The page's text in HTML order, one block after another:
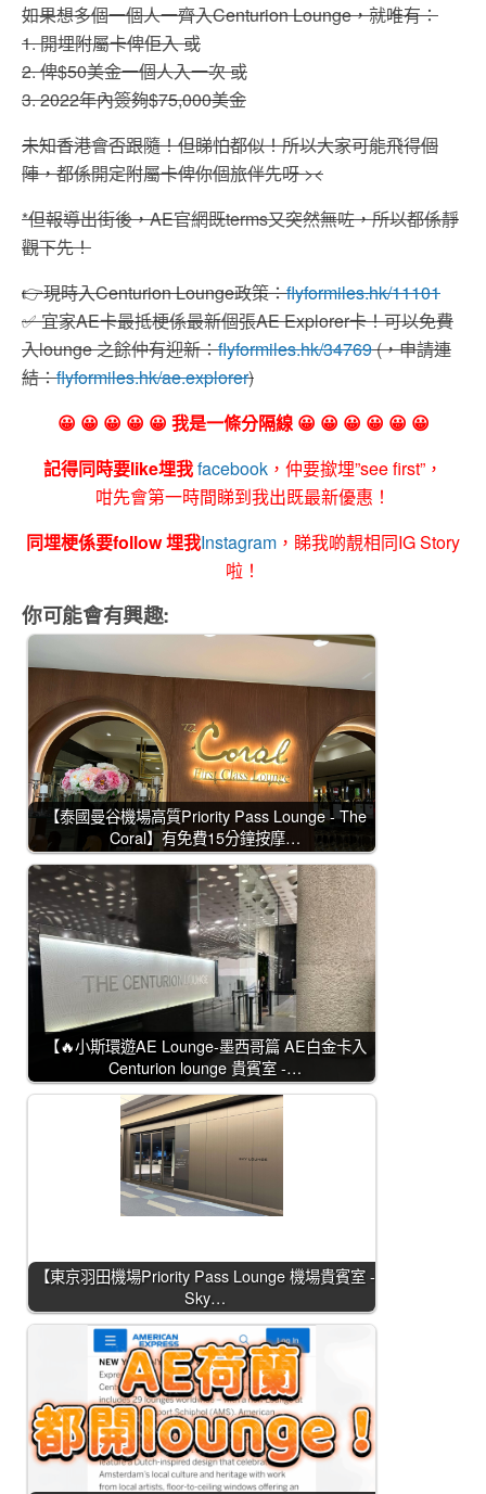
如果想多個一個人一齊入Centurion Lounge，就唯有：
1. 開埋附屬卡俾佢入 或
2. 俾$50美金一個人入一次 或
3. 2022年內簽夠$75,000美金
未知香港會否跟隨！但睇怕都似！所以大家可能飛得個
陣，都係開定附屬卡俾你個旅伴先呀 ><
*但報導出街後，AE官網既terms又突然無咗，所以都係靜
觀下先！
👉現時入Centurion Lounge政策：flyformiles.hk/11101
✅宜家AE卡最抵梗係最新個張AE Explorer卡！可以免費
入lounge 之餘仲有迎新：flyformiles.hk/34769(，申請連
結：flyformiles.hk/ae.explorer)
😀 😀 😀 😀 😀 我是一條分隔線 😀 😀 😀 😀 😀 😀
記得同時要like埋我facebook ，仲要撳埋”see first”，
咁先會第一時間睇到我出既最新優惠！
同埋梗係要follow 埋我Instagram ，睇我啲靚相同IG Story
啦！
你可能會有興趣:
【泰國曼谷機場高質Priority Pass Lounge - The
Coral】有免費15分鐘按摩…
【🔥小斯環遊AE Lounge-墨西哥篇 AE白金卡入
Centurion lounge 貴賓室 -…
【東京羽田機場Priority Pass Lounge 機場貴賓室 -
Sky…